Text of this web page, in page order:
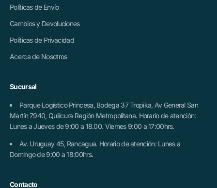
Políticas de Envío
Cambios y Devoluciones
Políticas de Privacidad
Acerca de Nosotros
Sucursal
Parque Logístico Princesa, Bodega 37 Tropika, Av General San
Martín 7940, Quilicura Región Metropolitana. Horario de atención:
Lunes a Jueves de 9:00 a 18.00. Viernes 9:00 a 17:00hrs.
Av. Uruguay 45, Rancagua. Horario de atención: Lunes a
Domingo de 9:00 a 18:00hrs.
Contacto